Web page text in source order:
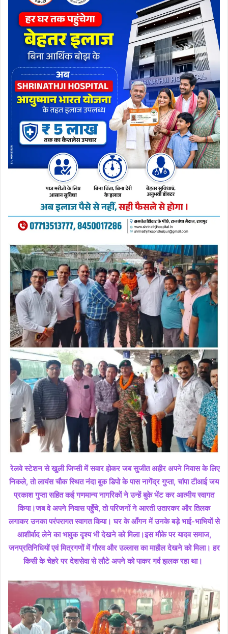
रेलवे स्टेशन से खुली जिप्सी में सवार होकर जब सुजीत अहीर अपने निवास के लिए
निकले, तो लायंस चौक स्थित नंदा बुक डिपो के पास नागेंद्र गुप्ता, चांपा टीआई जय
प्रकाश गुप्ता सहित कई गणमान्य नागरिकों ने उन्हें बुके भेंट कर आत्मीय स्वागत
किया।जब वे अपने निवास पहुँचे, तो परिजनों ने आरती उतारकर और तिलक
लगाकर उनका परंपरागत स्वागत किया। घर के आँगन में उनके बड़े भाई-भाभियों से
आशीर्वाद लेने का भावुक दृश्य भी देखने को मिला।इस मौके पर यादव समाज,
जनप्रतिनिधियों एवं मित्रगणों में गौरव और उल्लास का माहौल देखने को मिला। हर
किसी के चेहरे पर देशसेवा से लौटे अपने को पाकर गर्व झलक रहा था।